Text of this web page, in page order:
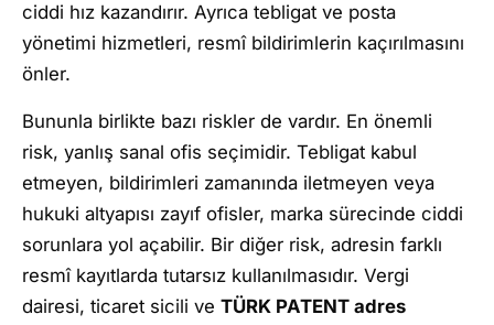
ciddi hız kazandırır. Ayrıca tebligat ve posta
yönetimi hizmetleri, resmî bildirimlerin kaçırılmasını
önler.
Bununla birlikte bazı riskler de vardır. En önemli
risk, yanlış sanal ofis seçimidir. Tebligat kabul
etmeyen, bildirimleri zamanında iletmeyen veya
hukuki altyapısı zayıf ofisler, marka sürecinde ciddi
sorunlara yol açabilir. Bir diğer risk, adresin farklı
resmî kayıtlarda tutarsız kullanılmasıdır. Vergi
dairesi, ticaret sicili ve TÜRK PATENT adres